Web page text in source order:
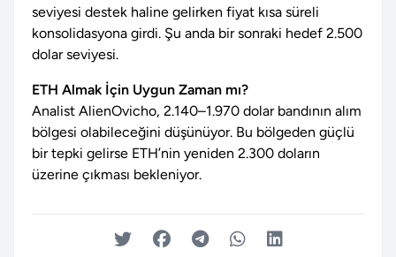
seviyesi destek haline gelirken fiyat kısa süreli
konsolidasyona girdi. Şu anda bir sonraki hedef 2.500
dolar seviyesi.
ETH Almak İçin Uygun Zaman mı?
Analist AlienOvicho, 2.140–1.970 dolar bandının alım
bölgesi olabileceğini düşünüyor. Bu bölgeden güçlü
bir tepki gelirse ETH’nin yeniden 2.300 doların
üzerine çıkması bekleniyor.